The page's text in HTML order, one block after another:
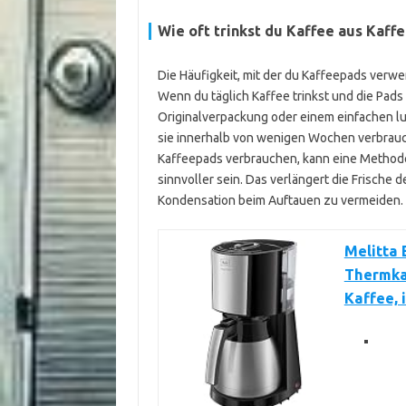
Wie oft trinkst du Kaffee aus
Die Häufigkeit, mit der du Kaffeepads
Wenn du täglich Kaffee trinkst und die
Originalverpackung oder einem einfachen
sie innerhalb von wenigen Wochen
Kaffeepads verbrauchen, kann eine
sinnvoller sein. Das verlängert die Frische
Kondensation beim Auftauen zu vermeiden.
Melitta
Kaffee,